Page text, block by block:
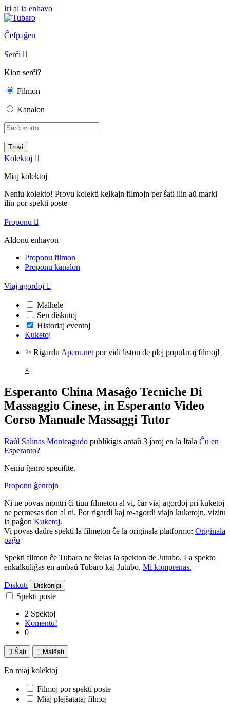
Iri al la enhavo
Ĉefpaĝen
Serĉi 
Kion serĉi?
Filmon
Kanalon
Kolektoj 
Miaj kolektoj
Neniu kolekto! Provu kolekti kelkajn filmojn per ŝati ilin aŭ marki
ilin por spekti poste
Proponu 
Aldonu enhavon
Proponu filmon
Proponu kanalon
Viaj agordoj 
Malhele
Sen diskutoj
Historiaj eventoj
Kuketoj
✨ Rigardu Aperu.net por vidi liston de plej popularaj filmoj!
×
Esperanto China Masaĝo Tecniche Di
Massaggio Cinese, in Esperanto Video
Corso Manuale Massaggi Tutor
Raúl Salinas Monteagudo publikigis antaŭ 3 jaroj en la Itala Ĉu en
Esperanto?
Neniu ĝenro specifite.
Proponu ĝenrojn
Ni ne povas montri ĉi tiun filmeton al vi, ĉar viaj agordoj pri kuketoj
ne permesas tion al ni. Por rigardi kaj re-agordi viajn kuketojn, vizitu
la paĝon Kuketoj.
Vi povas daŭre spekti la filmeton ĉe la originala platformo: Originala
paĝo
Spekti filmon ĉe Tubaro ne ŝtelas la spekton de Jutubo. La spekto
enkalkuliĝas en ambaŭ Tubaro kaj Jutubo. Mi komprenas.
Diskuti Diskonigi
Spekti poste
2 Spektoj
Komentu!
0
 Ŝati  Malŝati
En miaj kolektoj
Filmoj por spekti poste
Miaj plejŝatataj filmoj